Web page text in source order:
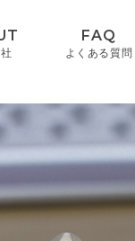
FAQ
よくある質問